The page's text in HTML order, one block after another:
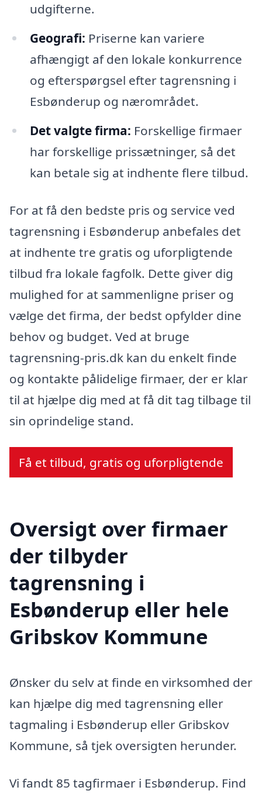
udgifterne.
Geografi: Priserne kan variere
afhængigt af den lokale konkurrence
og efterspørgsel efter tagrensning i
Esbønderup og nærområdet.
Det valgte firma: Forskellige firmaer
har forskellige prissætninger, så det
kan betale sig at indhente flere tilbud.
For at få den bedste pris og service ved
tagrensning i Esbønderup anbefales det
at indhente tre gratis og uforpligtende
tilbud fra lokale fagfolk. Dette giver dig
mulighed for at sammenligne priser og
vælge det firma, der bedst opfylder dine
behov og budget. Ved at bruge
tagrensning-pris.dk kan du enkelt finde
og kontakte pålidelige firmaer, der er klar
til at hjælpe dig med at få dit tag tilbage til
sin oprindelige stand.
Få et tilbud, gratis og uforpligtende
Oversigt over firmaer
der tilbyder
tagrensning i
Esbønderup eller hele
Gribskov Kommune
Ønsker du selv at finde en virksomhed der
kan hjælpe dig med tagrensning eller
tagmaling i Esbønderup eller Gribskov
Kommune, så tjek oversigten herunder.
Vi fandt 85 tagfirmaer i Esbønderup. Find